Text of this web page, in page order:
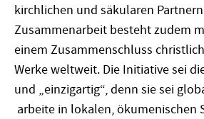
kirchlichen und säkularen
Zusammenarbeit besteht zudem
einem Zusammenschluss
Werke weltweit. Die Initiative sei
und „einzigartig“, denn sie sei
arbeite in lokalen, ökumenischen